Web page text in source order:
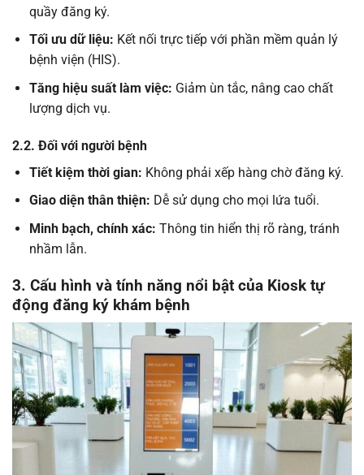
quầy đăng ký.
Tối ưu dữ liệu: Kết nối trực tiếp với phần mềm quản lý
bệnh viện (HIS).
Tăng hiệu suất làm việc: Giảm ùn tắc, nâng cao chất
lượng dịch vụ.
2.2. Đối với người bệnh
Tiết kiệm thời gian: Không phải xếp hàng chờ đăng ký.
Giao diện thân thiện: Dễ sử dụng cho mọi lứa tuổi.
Minh bạch, chính xác: Thông tin hiển thị rõ ràng, tránh
nhầm lẫn.
3. Cấu hình và tính năng nổi bật của Kiosk tự
động đăng ký khám bệnh